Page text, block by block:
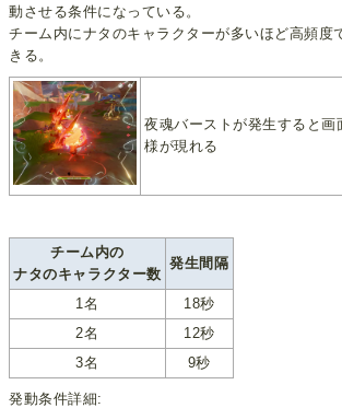
動させる条件になっている。
チーム内にナタのキャラクターが多いほど高頻度
きる。
夜魂バーストが発生すると画
様が現れる
チーム内の
ナタのキャラクター数
発生間隔
1名
18秒
2名
12秒
3名
9秒
発動条件詳細: